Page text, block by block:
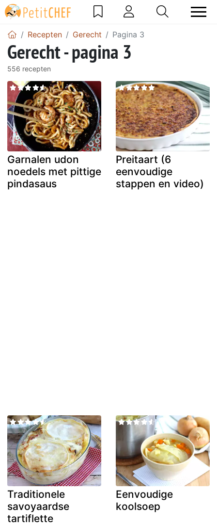
Recepten Gerecht Pagina 3
Gerecht - pagina 3
556 recepten
Garnalen udon
noedels met pittige
pindasaus
Preitaart (6
eenvoudige
stappen en video)
Traditionele
savoyaardse
tartiflette
Eenvoudige
koolsoep